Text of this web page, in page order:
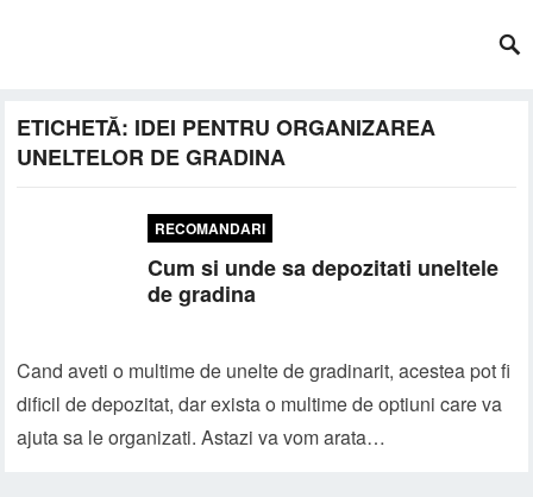
ETICHETĂ: IDEI PENTRU ORGANIZAREA
UNELTELOR DE GRADINA
RECOMANDARI
Cum si unde sa depozitati uneltele
de gradina
Cand aveti o multime de unelte de gradinarit, acestea pot fi
dificil de depozitat, dar exista o multime de optiuni care va
ajuta sa le organizati. Astazi va vom arata…